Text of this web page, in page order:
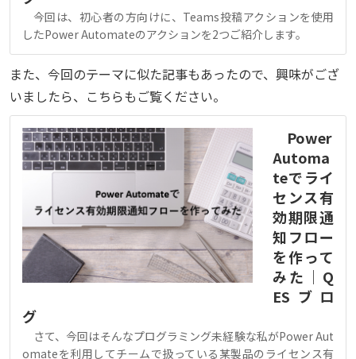
今回は、初心者の方向けに、Teams投稿アクションを使用
したPower Automateのアクションを2つご紹介します。
また、今回のテーマに似た記事もあったので、興味がござ
いましたら、こちらもご覧ください。
Power
Automa
teでライ
センス有
効期限通
知フロー
を作って
みた｜Q
ESブロ
グ
さて、今回はそんなプログラミング未経験な私がPower Aut
omateを利用してチームで扱っている某製品のライセンス有